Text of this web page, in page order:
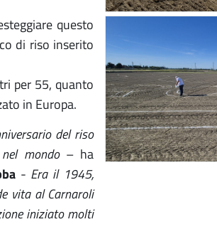
questo
di riso inserito
per 55, quanto
in Europa.
del riso
mondo– ha
- Era il 1945,
vita al Carnaroli
iniziato molti